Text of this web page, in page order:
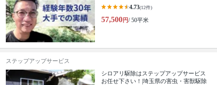
4.73(12件)
57,500円/ 50平米
ステップアップサービス
シロアリ駆除はステップアップサービス
お任せ下さい！|埼玉県の害虫・害獣駆除